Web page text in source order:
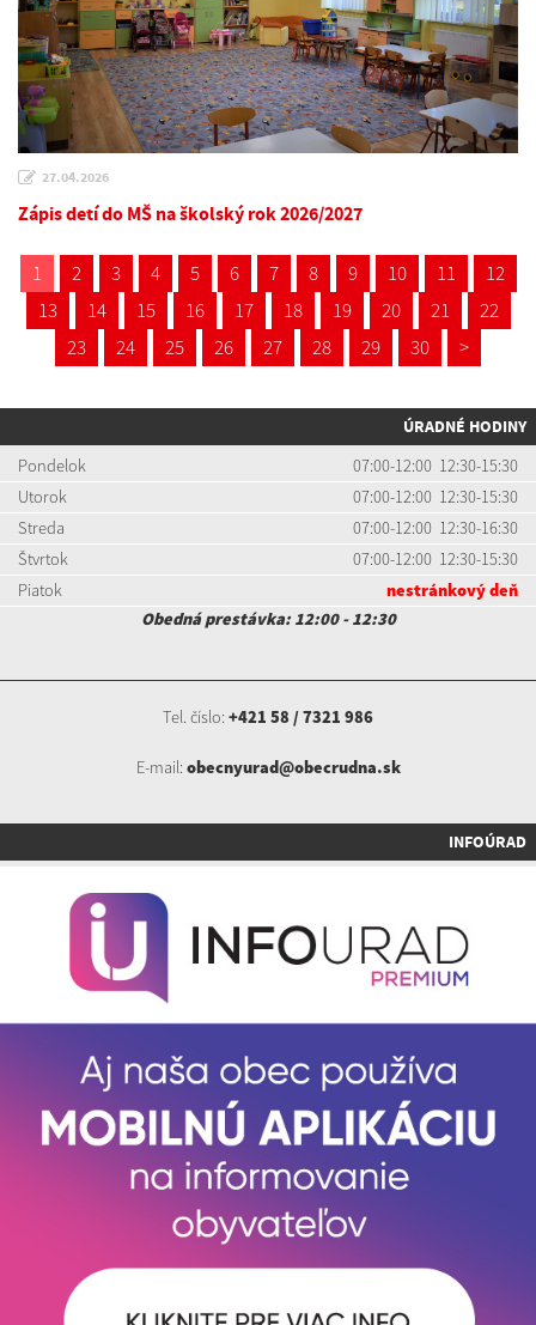
27.04.2026
Zápis detí do MŠ na školský rok 2026/2027
1 2 3 4 5 6 7 8 9 10 11
12
13
14 15 16 17 18 19 20 21
22
23
24 25 26 27 28 29 30 >
ÚRADNÉ HODINY
Pondelok
07:00-12:00 12:30-15:30
Utorok
07:00-12:00 12:30-15:30
Streda
07:00-12:00 12:30-16:30
Štvrtok
07:00-12:00 12:30-15:30
Piatok
nestránkový deň
Obedná prestávka: 12:00 - 12:30
Tel. číslo: +421 58 / 7321 986
E-mail: obecnyurad@obecrudna.sk
INFOÚRAD